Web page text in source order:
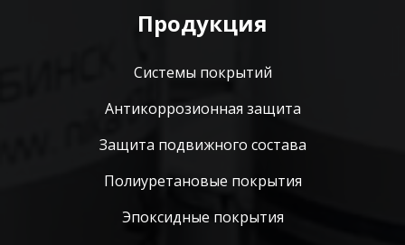
Продукция
Системы покрытий
Антикоррозионная защита
Защита подвижного состава
Полиуретановые покрытия
Эпоксидные покрытия